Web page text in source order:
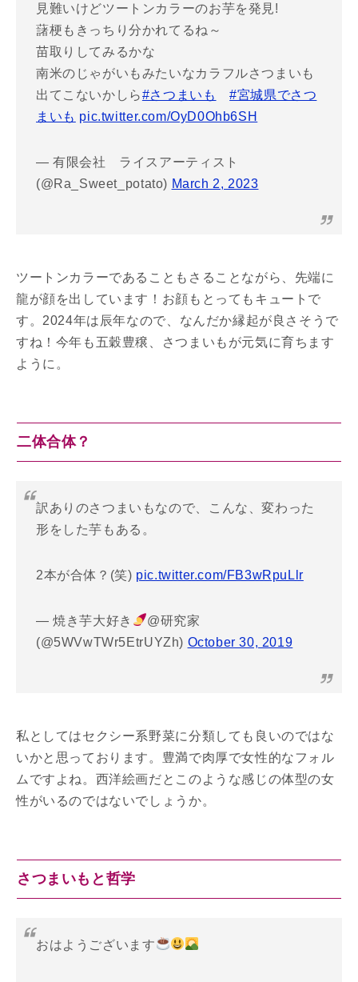
見難いけどツートンカラーのお芋を発見!
藷梗もきっちり分かれてるね～
苗取りしてみるかな
南米のじゃがいもみたいなカラフルさつまいも
出てこないかしら#さつまいも
#宮城県でさつ
まいも pic.twitter.com/OyD0Ohb6SH
— 有限会社 ライスアーティスト
(@Ra_Sweet_potato) March 2, 2023
ツートンカラーであることもさることながら、先端に
龍が顔を出しています！お顔もとってもキュートで
す。2024年は辰年なので、なんだか縁起が良さそうで
すね！今年も五穀豊穣、さつまいもが元気に育ちます
ように。
二体合体？
訳ありのさつまいもなので、こんな、変わった
形をした芋もある。
2本が合体？(笑) pic.twitter.com/FB3wRpuLlr
— 焼き芋大好き
@研究家
(@5WVwTWr5EtrUYZh) October 30, 2019
私としてはセクシー系野菜に分類しても良いのではな
いかと思っております。豊満で肉厚で女性的なフォル
ムですよね。西洋絵画だとこのような感じの体型の女
性がいるのではないでしょうか。
さつまいもと哲学
おはようございます